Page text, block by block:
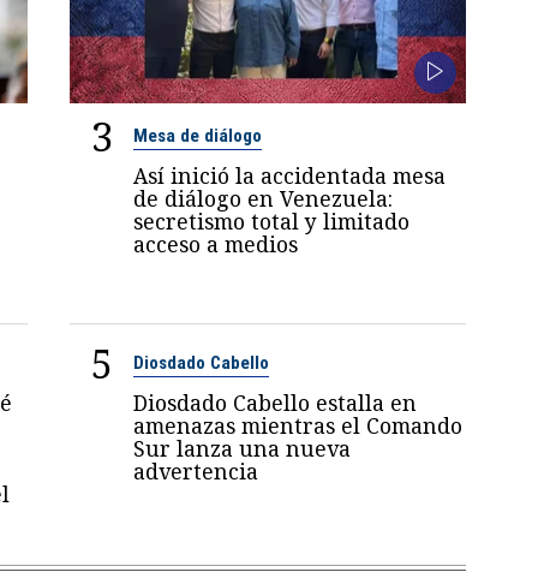
3 Mesa de diálogo
Así inició la accidentada mesa
de diálogo en Venezuela:
secretismo total y limitado
acceso a medios
5 Diosdado Cabello
Diosdado Cabello estalla en
amenazas mientras el Comando
Sur lanza una nueva
advertencia